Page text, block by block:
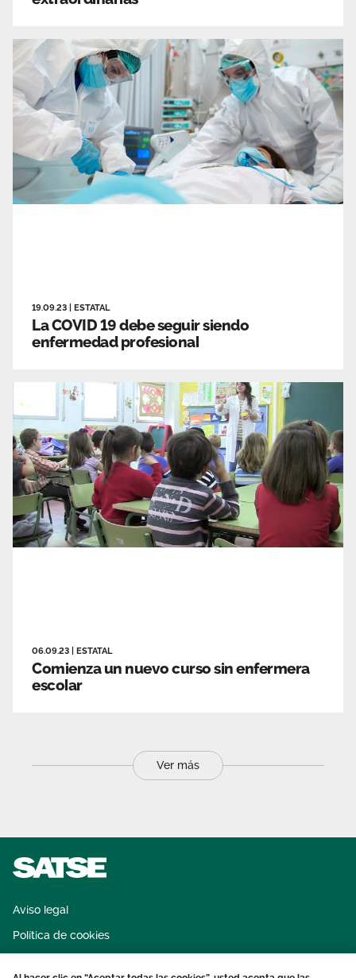
19.09.23 ESTATAL
La COVID 19 debe seguir siendo
enfermedad profesional
06.09.23 ESTATAL
Comienza un nuevo curso sin enfermera
escolar
Ver más
Aviso legal
Política de cookies